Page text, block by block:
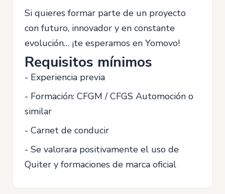
Si quieres formar parte de un proyecto
con futuro, innovador y en constante
evolución… ¡te esperamos en Yomovo!
Requisitos mínimos
- Experiencia previa
- Formación: CFGM / CFGS Automoción o
similar
- Carnet de conducir
- Se valorara positivamente el uso de
Quiter y formaciones de marca oficial